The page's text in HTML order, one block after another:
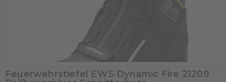
Feuerwehrstiefel EWS Dynamic Fire 21209